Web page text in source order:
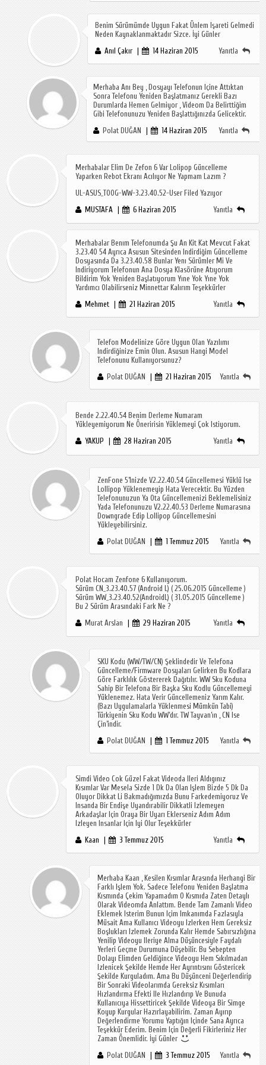
Benim Sürümümde Uygun Fakat Ünlem Işareti Gelmedi
Neden Kaynaklanmaktadır Sizce. İyi Günler
Anıl Çakır
14 Haziran 2015 Yanıtla
Merhaba Anı Bey , Dosyayı Telefonun Içine Attıktan
Sonra Telefonu Yeniden Başlatmanız Gerekli Bazı
Durumlarda Hemen Gelmiyor , Videom Da Belirttiğim
Gibi Telefonunuzu Yeniden Başlattığınızda Gelicektir.
Polat DUĞAN
14 Haziran 2015 Yanıtla
Merhabalar Elim De Zefon 6 Var Lolipop Güncelleme
Yaparken Rebot Ekranı Acılıyor Ne Yapmam Lazım ?
UL-ASUS_T00G-WW-3.23.40.52-User Filed Yazıyor
MUSTAFA
6 Haziran 2015 Yanıtla
Merhabalar Benım Telefonumda Şu An Kit Kat Mevcut Fakat
3.23.40 54 Ayrıca Asusun Sitesinden Indirdiğim Güncelleme
Dosyasında Da 3.23.40.58 Bunlar Yenı Sürümler Mi Ve
Indiriyorum Telefonun Ana Dosya Klasörüne Atıyorum
Bildirim Yok Yeniden Başlatıyorum Yıne Yok Yıne Yok
Yardımcı Olabilirseniz Minnettar Kalırım Teşekkürler
Mehmet
21 Haziran 2015 Yanıtla
Telefon Modelinize Göre Uygun Olan Yazılımı
Indirdiğinize Emin Olun. Asusun Hangi Model
Telefonunu Kullanıyorsunuz?
Polat DUĞAN
21 Haziran 2015 Yanıtla
Bende 2.22.40.54 Benim Derleme Numaram
Yükleyemiyorum Ne Öneririsin Yüklemeyi Çok Istiyorum.
YAKUP
28 Haziran 2015 Yanıtla
ZenFone 5’inizde V2.22.40.54 Güncellemesi Yüklü Ise
Lollipop Yüklenemeyip Hata Verecektir. Bu Yüzden
Telefonunuzun Ya Ota Güncellemenizi Beklemelisiniz
Yada Telefonunuzu V2.22.40.53 Derleme Numarasına
Downgrade Edip Lollipop Güncellemesini
Yükleyebilirsiniz.
Polat DUĞAN
1 Temmuz 2015 Yanıtla
Polat Hocam Zenfone 6 Kullanıyorum.
Sürüm CN_3.23.40.57 (Android L) ( 25.06.2015 Güncelleme )
Sürüm WW_3.23.40.52(androidL) ( 31.05.2015 Güncelleme )
Bu 2 Sürüm Arasındaki Fark Ne ?
Murat Arslan
29 Haziran 2015 Yanıtla
SKU Kodu (WW/TW/CN) Şeklindedir Ve Telefona
Güncelleme/firmware Dosyaları Gelirken Bu Kodlara
Göre Farklılık Göstererek Dağıtılır. WW Sku Koduna
Sahip Bir Telefona Bir Başka Sku Kodlu Güncellemeyi
Yüklenemez. Hata Verir Güncellemeniz Yarım Kalır.
(Bazı Uygulamalarla Yüklenmesi Mümkün Tabi)
Türkiyenin Sku Kodu WW’dır. TW Tayvan’ın , CN Ise
Çin’indir.
Polat DUĞAN
1 Temmuz 2015 Yanıtla
Simdi Video Cok Güzel Fakat Videoda Ileri Aldıgınız
Kısımlar Var Mesela Sizde 1 Dk Da Olan Işlem Bizde 5 Dk Da
Oluyor Dikkat Li Bakmadığımızda Bunu Farkedemiyoruz Ve
Insanda Bir Endişe Uyandırabilir Dikkatli Izlemeyen
Arkadaşlar Için Oraya Bir Uyarı Eklerseniz Adım Adım
Izleyen Insanlar Için Iyi Olur Teşekkürler
Kaan
3 Temmuz 2015 Yanıtla
Merhaba Kaan , Kesilen Kısımlar Arasında Herhangi Bir
Farklı Işlem Yok. Sadece Telefonu Yeniden Başlatma
Kısmında Çekim Yapamadım O Kısmıda Zaten Detaylı
Olarak Videomda Anlattım. Bende Tam Zamanlı Video
Eklemek Isterim Bunun Içim Imkanımda Fazlasıyla
Müsait Ama Kullanıcı Videoyu Izlerken Hem Gereksiz
Boşlukları Izlemek Zorunda Kalır Hemde Sabırsızlığına
Yenilip Videoyu Ileriye Alma Düşüncesiyle Faydalı
Yerleri Geçme Durumuna Düşebilir. Bu Sebepten
Dolayı Elimden Geldiğince Videoyu Hem Sıkılmadan
Izlenicek Şekilde Hemde Her Ayrıntısını Göstericek
Şekilde Kurguladım. Ama Bu Düşünceni Değerlendirip
Bir Sonraki Videolarımda Gereksiz Kısımları
Hızlandırma Efekti Ile Hızlandırıp Ve Bunuda
Kullanıcıya Hissettiricek Şekilde Videoya Bir Simge
Koyup Kurgular Hazırlayabilirim. Zaman Ayırıp
Değerlendirme Yorumu Yaptığın Içinde Sana Ayrıca
Teşekkür Ederim. Benim Için Değerli Fikirleriniz Her
Zaman Önemlidir. İyi Günler
Polat DUĞAN
3 Temmuz 2015 Yanıtla